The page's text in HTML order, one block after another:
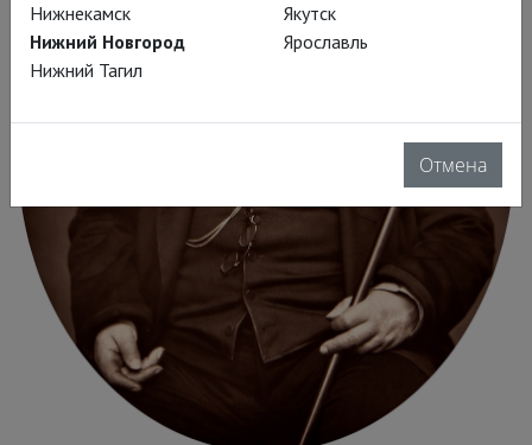
Нижнекамск
Нижний Новгород
Нижний Тагил
Якутск
Ярославль
Отмена